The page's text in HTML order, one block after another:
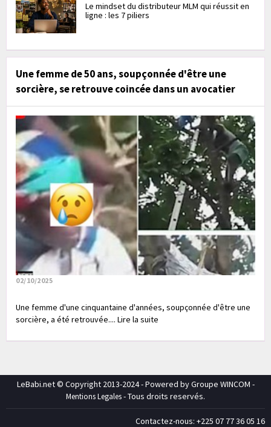
Le mindset du distributeur MLM qui réussit en
ligne : les 7 piliers
Une femme de 50 ans, soupçonnée d'être une
sorcière, se retrouve coincée dans un avocatier
02/10/2025
Une femme d'une cinquantaine d'années, soupçonnée d'être une
sorcière, a été retrouvée.... Lire la suite
LeBabi.net © Copyright 2013-2024 - Powered by Groupe WINCOM -
Mentions Legales- Tous droits reservés.
Contactez-nous: +225 07 77 36 05 16